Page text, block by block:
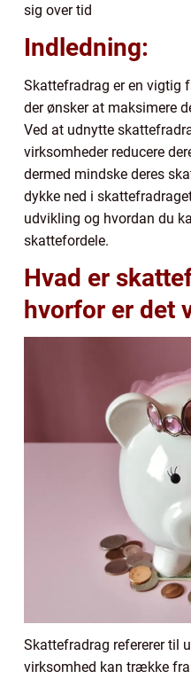
sig over tid
Indledning:
Skattefradrag er en vigtig
der ønsker at maksimere
Ved at udnytte
virksomheder reducere
dermed mindske deres
dykke ned i
udvikling og hvordan du
skattefordele.
Hvad er
hvorfor er det
Skattefradrag refererer til
virksomhed kan trække